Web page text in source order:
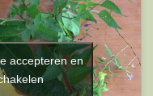
accepteren en